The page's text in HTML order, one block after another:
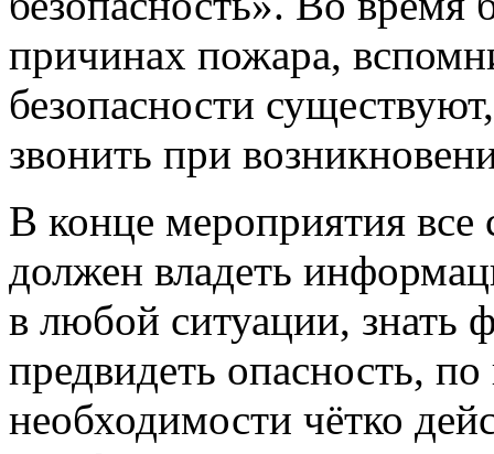
причинах пожара,
безопасности
звонить при
В конце мероприятия
должен владеть
в любой ситуации, знать
предвидеть опасность,
необходимости чётко